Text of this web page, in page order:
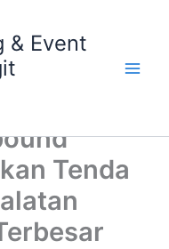
& Event
Tenda